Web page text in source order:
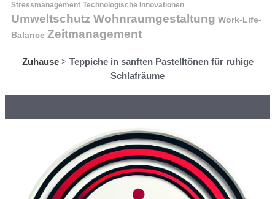
Stressmanagement Technologische Innovationen
Umweltschutz Wohnraumgestaltung Work-Life-
Balance Zeitmanagement
Zuhause> Teppiche in sanften Pastelltönen für ruhige
Schlafräume